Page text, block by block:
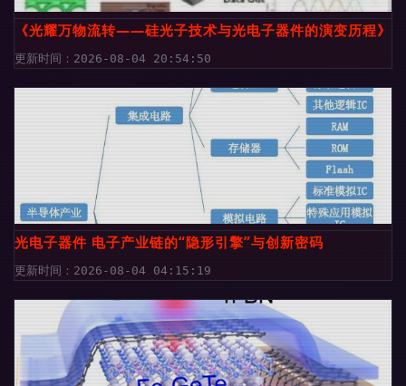
《光耀万物流转——硅光子技术与光电子器件的演变历程》
更新时间：2026-08-04 20:54:50
光电子器件 电子产业链的“隐形引擎”与创新密码
更新时间：2026-08-04 04:15:19